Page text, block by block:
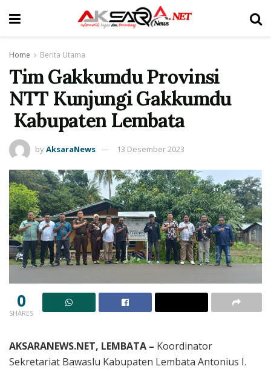
Home Berita Utama
Tim Gakkumdu Provinsi
NTT Kunjungi Gakkumdu
Kabupaten Lembata
byAksaraNews 13 Desember 2023
0
SHARES
AKSARANEWS.NET, LEMBATA – Koordinator
Sekretariat Bawaslu Kabupaten Lembata Antonius I.